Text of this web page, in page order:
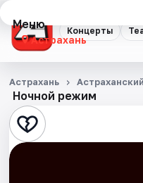
Концерты
Меню
Астрахань
Концерты
Театр
Стендап
Ночной режим
Астрахань